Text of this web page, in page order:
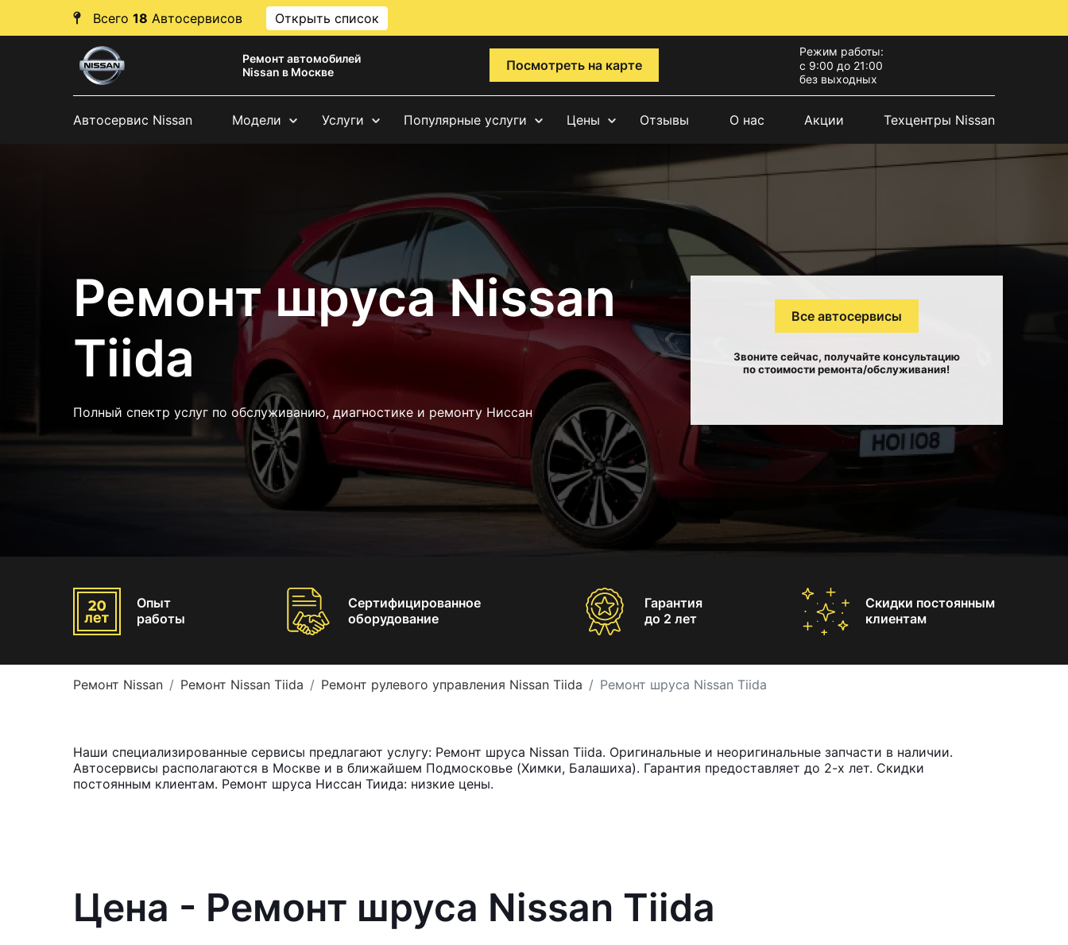
Всего 18 Автосервисов Открыть список
Ремонт автомобилей
Nissan в Москве
Посмотреть на карте
Режим работы:
с 9:00 до 21:00
без выходных
Автосервис Nissan Модели Услуги Популярные услуги Цены Отзывы О нас Акции Техцентры Nissan
Ремонт шруса Nissan
Tiida
Полный спектр услуг по обслуживанию, диагностике и ремонту Ниссан
Все автосервисы
Звоните сейчас, получайте консультацию
по стоимости ремонта/обслуживания!
Опыт
работы
Сертифицированное
оборудование
Гарантия
до 2 лет
Скидки постоянным
клиентам
Ремонт Nissan Ремонт Nissan Tiida Ремонт рулевого управления Nissan Tiida Ремонт шруса Nissan Tiida
Наши специализированные сервисы предлагают услугу: Ремонт шруса Nissan Tiida. Оригинальные и неоригинальные запчасти в наличии.
Автосервисы располагаются в Москве и в ближайшем Подмосковье (Химки, Балашиха). Гарантия предоставляет до 2-х лет. Скидки
постоянным клиентам. Ремонт шруса Ниссан Тиида: низкие цены.
Цена - Ремонт шруса Nissan Tiida